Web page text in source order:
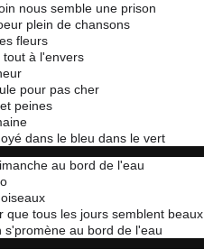
nous semble une prison
plein de chansons
fleurs
tout à l'envers
pour pas cher
peines
dans le bleu dans le vert
au bord de l'eau
que tous les jours semblent beaux
s'promène au bord de l'eau